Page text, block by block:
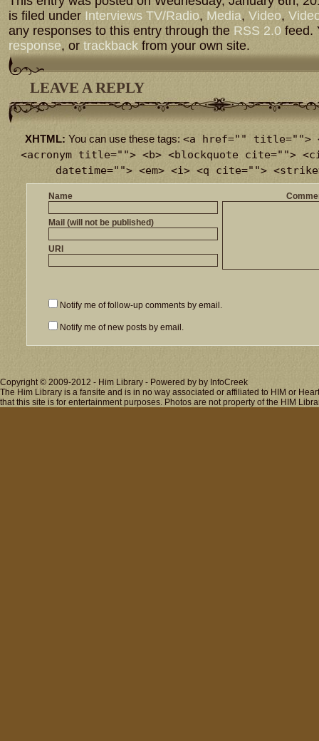
is filed under Interviews TV/Radio, Media, Video,
any responses to this entry through the RSS 2.0 feed.
response, or trackback from your own site.
LEAVE A REPLY
XHTML: You can use these tags: <a href="" title="">
<acronym title=""> <b> <blockquote cite="">
datetime=""> <em> <i> <q cite="">
Name
Mail (will not be published)
URI
Notify me of follow-up comments by email.
Notify me of new posts by email.
Copyright © 2009-2012 - Him Library - Powered by by InfoCreek
The Him Library is a fansite and is in no way associated or affiliated to HIM or
that this site is for entertainment purposes. Photos are not property of the HIM